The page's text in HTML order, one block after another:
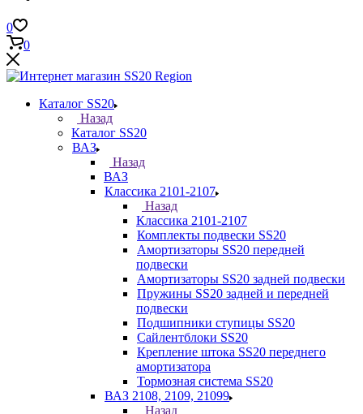
0
0
Каталог SS20
Назад
Каталог SS20
ВАЗ
Назад
ВАЗ
Классика 2101-2107
Назад
Классика 2101-2107
Комплекты подвески SS20
Амортизаторы SS20 передней
подвески
Амортизаторы SS20 задней подвески
Пружины SS20 задней и передней
подвески
Подшипники ступицы SS20
Сайлентблоки SS20
Крепление штока SS20 переднего
амортизатора
Тормозная система SS20
ВАЗ 2108, 2109, 21099
Назад